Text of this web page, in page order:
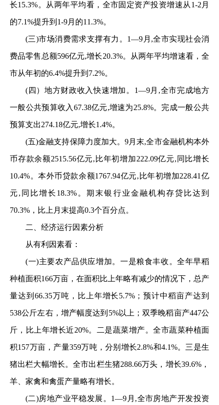
长15.3%。从两年平均看，全市固定资产投资增速从1-2月
的7.1%提升到1-9月的11.3%。
(三)市场消费需求支撑有力。1—9月,全市实现社会消
费品零售总额596亿元,增长20.3%。从两年平均增速看，全
市从年初的6.4%提升到7.2%。
(四）地方财政收入快速增加。1—9月,全市完成地方
一般公共预算收入67.38亿元,增速为25.8%。完成一般公共
预算支出274.18亿元,增长1.4%。
(五)金融支持保障力度加大。9月末,全市金融机构本外
币存款余额2515.56亿元,比年初增加222.09亿元,同比增长
10.4%。本外币贷款余额1767.94亿元,比年初增加228.41亿
元,同比增长18.3%。期末银行业金融机构存贷比达到
70.3%，比上月末提高0.3个百分点。
二、经济运行因素分析
从有利因素看：
(一)主要农产品供应增加。一是粮食丰收。全年早稻
种植面积166万亩，在面积比上年略有减少的情况下，总产
量达到66.35万吨，比上年增长5.7%；预计中稻亩产达到
538公斤左右，增产幅度达到5%以上；双季晚稻亩产447公
斤，比上年增长近20%。二是蔬菜增产。全市蔬菜种植面
积157万亩，产量359万吨，分别增长2.8%和4.1%。三是生
猪出栏大幅增长。全市出栏生猪288.66万头，增长39.6%，
羊、家禽和禽蛋产量略有增长。
(二)房地产业平稳发展。1—9月,全市房地产开发投资